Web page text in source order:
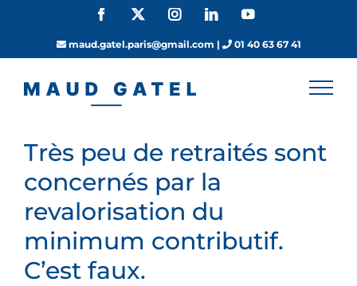
Facebook InstagramLinkedInYouTube
maud.gatel.paris@gmail.com | 01 40 63 67 41
Très peu de retraités sont
concernés par la
revalorisation du
minimum contributif.
C’est faux.